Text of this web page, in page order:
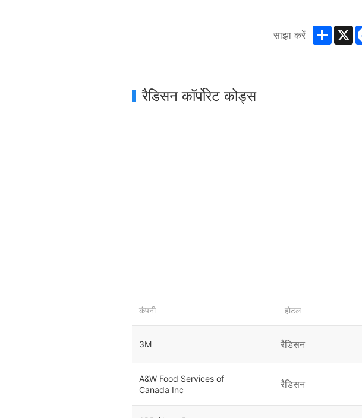
साझा करें ShareX
रैडिसन कॉर्पोरेट कोड्स
कंपनी होटल
3M रैडिसन
A&W Food Services of
Canada Inc
रैडिसन